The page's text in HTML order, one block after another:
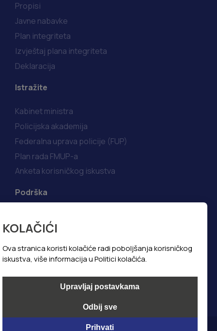
KOLAČIĆI
Ova stranica koristi kolačiće radi poboljšanja korisničkog
iskustva, više informacija u Politici kolačića.
Upravljaj postavkama
Odbij sve
Prihvati
Propisi
Javne nabavke
Plan integriteta
Izvještaj plana integriteta
Deklaracija
Istražite
Kabinet ministra
Policijska akademija
Federalna uprava policije (FUP)
Plan rada FMUP-a
Anketa korisničkog iskustva
Podrška
Kako do informacija
Najčešća pitanja i odgovori
Politika privatnosti
Politika kolačića